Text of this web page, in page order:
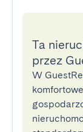
Ta
przez
W